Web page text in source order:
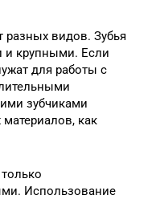
видов. Зубья
и крупными. Если
для работы с
зубчиками
материалов, как
Использование